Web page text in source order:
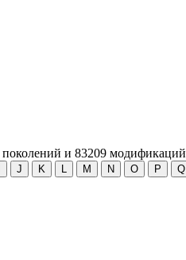
поколений и 83209 модификаций
J K M N O P Q